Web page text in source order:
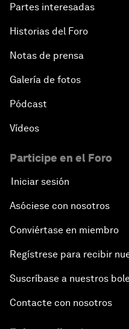
Partes interesadas
Historias del Foro
Notas de prensa
Galería de fotos
Pódcast
Vídeos
Participe en el Foro
Iniciar sesión
Asóciese con nosotros
Conviértase en miembro
Regístrese para recibir
Suscríbase a nuestros
Contacte con nosotros